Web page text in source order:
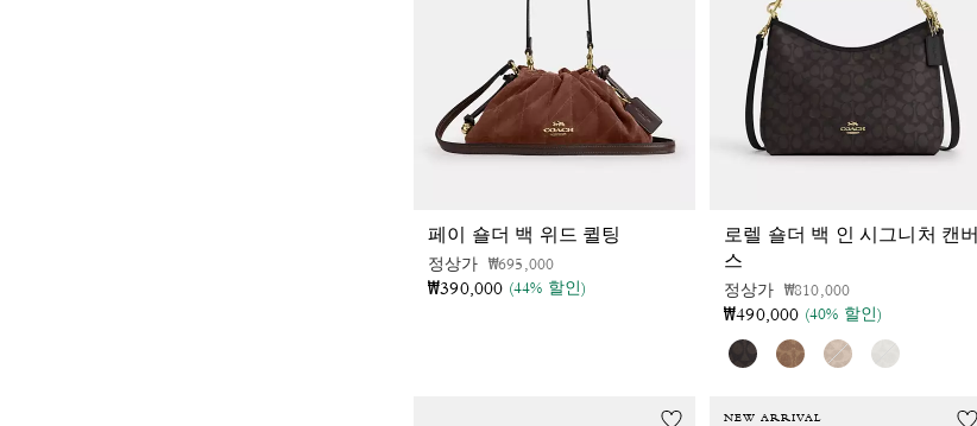
페이 숄더 백 위드 퀼팅
정상가 가격 인하 전
₩695,000인하됨
₩390,000 (44% 할인)
로렐 숄더 백 인 시그니처 캔버
스
정상가 가격 인하 전
₩810,000인하됨
₩490,000 (40% 할인)
NEW ARRIVAL